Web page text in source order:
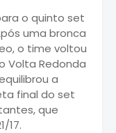
o quinto set
uma bronca
o time voltou
Volta Redonda
a
final do set
que
17.